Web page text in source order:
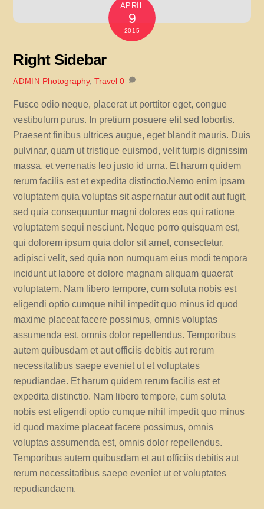
APRIL
9
2015
Right Sidebar
ADMIN Photography, Travel 0
Fusce odio neque, placerat ut porttitor eget, congue
vestibulum purus. In pretium posuere elit sed lobortis.
Praesent finibus ultrices augue, eget blandit mauris. Duis
pulvinar, quam ut tristique euismod, velit turpis dignissim
massa, et venenatis leo justo id urna. Et harum quidem
rerum facilis est et expedita distinctio.Nemo enim ipsam
voluptatem quia voluptas sit aspernatur aut odit aut fugit,
sed quia consequuntur magni dolores eos qui ratione
voluptatem sequi nesciunt. Neque porro quisquam est,
qui dolorem ipsum quia dolor sit amet, consectetur,
adipisci velit, sed quia non numquam eius modi tempora
incidunt ut labore et dolore magnam aliquam quaerat
voluptatem. Nam libero tempore, cum soluta nobis est
eligendi optio cumque nihil impedit quo minus id quod
maxime placeat facere possimus, omnis voluptas
assumenda est, omnis dolor repellendus. Temporibus
autem quibusdam et aut officiis debitis aut rerum
necessitatibus saepe eveniet ut et voluptates
repudiandae. Et harum quidem rerum facilis est et
expedita distinctio. Nam libero tempore, cum soluta
nobis est eligendi optio cumque nihil impedit quo minus
id quod maxime placeat facere possimus, omnis
voluptas assumenda est, omnis dolor repellendus.
Temporibus autem quibusdam et aut officiis debitis aut
rerum necessitatibus saepe eveniet ut et voluptates
repudiandaem.